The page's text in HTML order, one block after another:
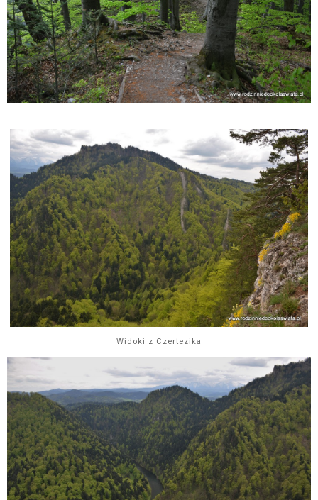
Widoki z Czertezika